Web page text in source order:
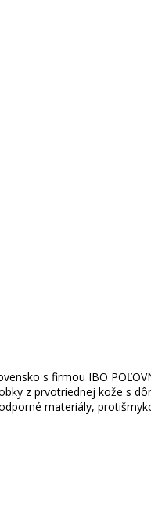
s firmou IBO
z prvotriednej kože s
materiály,